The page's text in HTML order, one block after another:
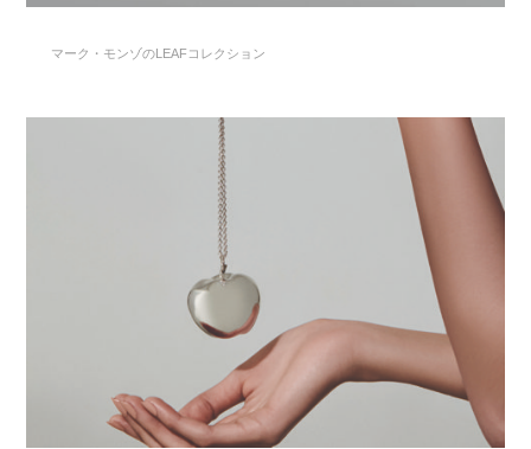
マーク・モンゾのLEAFコレクション